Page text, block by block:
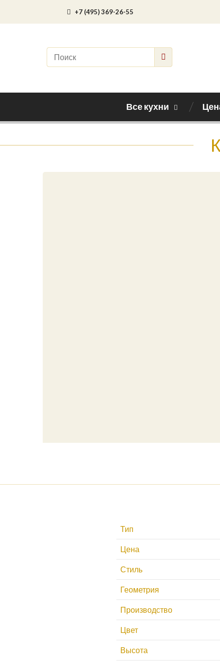
+7 (495) 369-26-55
Все кухни
Тип
Цена
Стиль
Геометрия
Производство
Цвет
Высота